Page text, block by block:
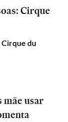
Cirque
Cirque du
mãe usar